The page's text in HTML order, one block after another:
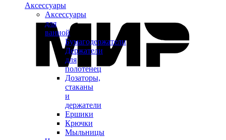
Аксессуары
Аксессуары
для
ванной
Бумагодержатели
Держатели
для
полотенец
Дозаторы,
стаканы
и
держатели
Ершики
Крючки
Мыльницы